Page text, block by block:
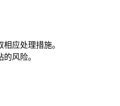
应处理措施。
风险。